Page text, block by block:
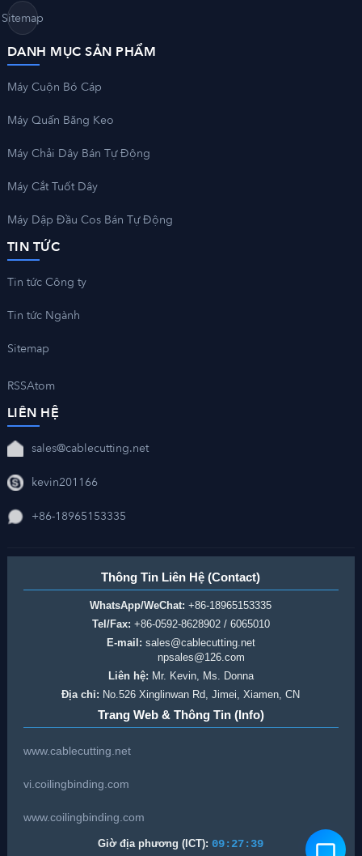
Sitemap
DANH MỤC SẢN PHẨM
Máy Cuộn Bó Cáp
Máy Quấn Băng Keo
Máy Chải Dây Bán Tự Động
Máy Cắt Tuốt Dây
Máy Dập Đầu Cos Bán Tự Động
TIN TỨC
Tin tức Công ty
Tin tức Ngành
Sitemap
RSSAtom
LIÊN HỆ
sales@cablecutting.net
kevin201166
+86-18965153335
Thông Tin Liên Hệ (Contact)
WhatsApp/WeChat: +86-18965153335
Tel/Fax: +86-0592-8628902 / 6065010
E-mail: sales@cablecutting.net
npsales@126.com
Liên hệ: Mr. Kevin, Ms. Donna
Địa chỉ: No.526 Xinglinwan Rd, Jimei, Xiamen, CN
Trang Web & Thông Tin (Info)
www.cablecutting.net
vi.coilingbinding.com
www.coilingbinding.com
Giờ địa phương (ICT): 09:27:39